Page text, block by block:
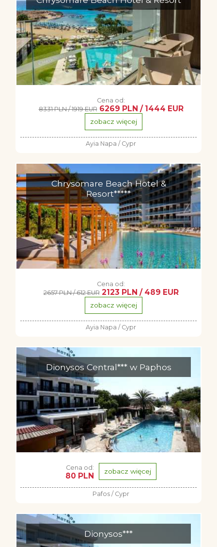
Cena od:
8331 PLN / 1919 EUR 6269 PLN / 1444 EUR
zobacz więcej
Ayia Napa / Cypr
Chrysomare Beach Hotel &
Resort*****
Cena od:
2657 PLN / 612 EUR 2123 PLN / 489 EUR
zobacz więcej
Ayia Napa / Cypr
Dionysos Central*** w Paphos
Cena od:
80 PLN zobacz więcej
Pafos / Cypr
Dionysos***